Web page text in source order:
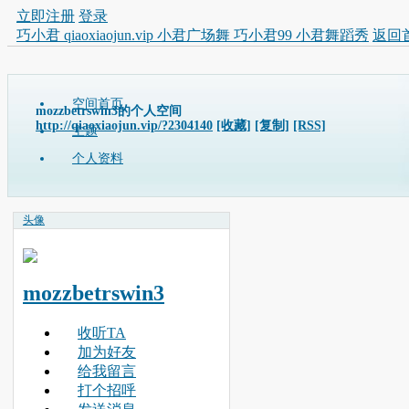
立即注册 登录
巧小君 qiaoxiaojun.vip 小君广场舞 巧小君99 小君舞蹈秀 返回
mozzbetrswin3的个人空间
http://qiaoxiaojun.vip/?2304140 [收藏] [复制] [RSS]
空间首页
主题
个人资料
头像
mozzbetrswin3
收听TA
加为好友
给我留言
打个招呼